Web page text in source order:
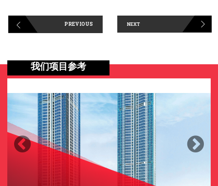
PREVIOUS NEXT
我们项目参考
Previous Next